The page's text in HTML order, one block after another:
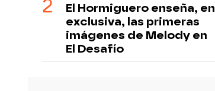
El Hormiguero enseña, en
exclusiva, las primeras
imágenes de Melody en
El Desafío